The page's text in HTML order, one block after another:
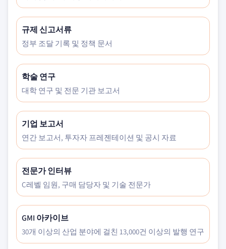
규제 신고서류
정부 조달 기록 및 정책 문서
학술 연구
대학 연구 및 전문 기관 보고서
기업 보고서
연간 보고서, 투자자 프레젠테이션 및 공시 자료
전문가 인터뷰
C레벨 임원, 구매 담당자 및 기술 전문가
GMI 아카이브
30개 이상의 산업 분야에 걸친 13,000건 이상의 발행 연구